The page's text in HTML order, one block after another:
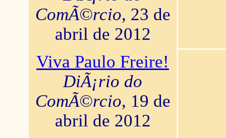
ComÃ©rcio, 23 de
abril de 2012
Viva Paulo Freire!
DiÃ¡rio do
ComÃ©rcio, 19 de
abril de 2012